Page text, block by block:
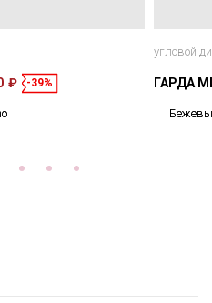
₽ -39%
угловой
ГАРДА